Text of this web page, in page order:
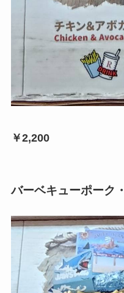
￥2,200
バーベキューポーク